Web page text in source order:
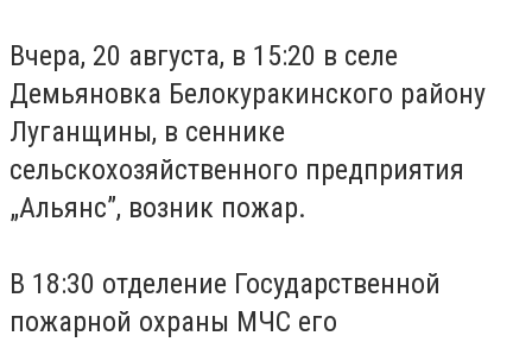
Вчера, 20 августа, в 15:20 в селе
Демьяновка Белокуракинского району
Луганщины, в сеннике
сельскохозяйственного предприятия
„Альянс”, возник пожар.
В 18:30 отделение Государственной
пожарной охраны МЧС его